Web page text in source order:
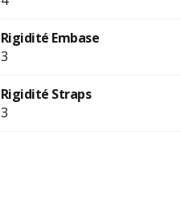
Rigidité Embase
3
Rigidité Straps
3